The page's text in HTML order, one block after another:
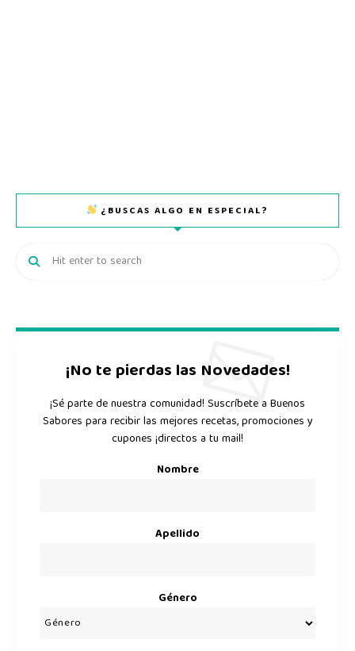
¿BUSCAS ALGO EN ESPECIAL?
¡No te pierdas las Novedades!
¡Sé parte de nuestra comunidad! Suscríbete a Buenos
Sabores para recibir las mejores recetas, promociones y
cupones ¡directos a tu mail!
Nombre
Apellido
Género